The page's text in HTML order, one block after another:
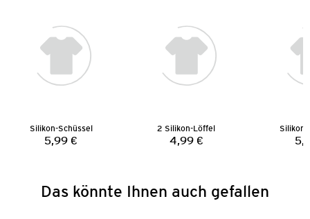
Silikon-Schüssel
Preis:
5,99 €
2 Silikon-Löffel
Preis:
4,99 €
Das könnte Ihnen auch gefallen